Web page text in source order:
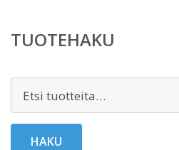
TUOTEHAKU
HAKU